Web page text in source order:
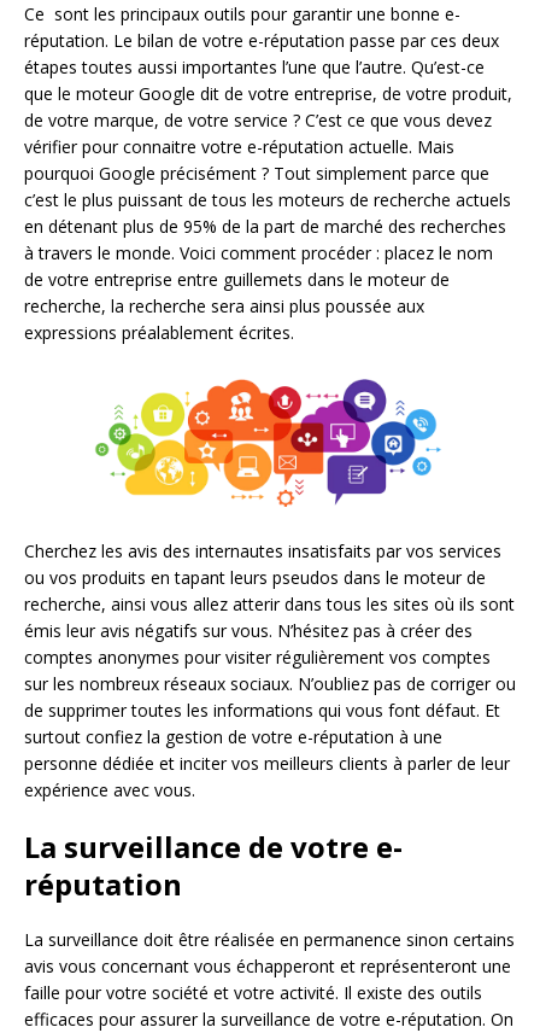
Ce sont les principaux outils pour garantir une bonne e-
réputation. Le bilan de votre e-réputation passe par ces deux
étapes toutes aussi importantes l’une que l’autre. Qu’est-ce
que le moteur Google dit de votre entreprise, de votre produit,
de votre marque, de votre service ? C’est ce que vous devez
vérifier pour connaitre votre e-réputation actuelle. Mais
pourquoi Google précisément ? Tout simplement parce que
c’est le plus puissant de tous les moteurs de recherche actuels
en détenant plus de 95% de la part de marché des recherches
à travers le monde. Voici comment procéder : placez le nom
de votre entreprise entre guillemets dans le moteur de
recherche, la recherche sera ainsi plus poussée aux
expressions préalablement écrites.
Cherchez les avis des internautes insatisfaits par vos services
ou vos produits en tapant leurs pseudos dans le moteur de
recherche, ainsi vous allez atterir dans tous les sites où ils sont
émis leur avis négatifs sur vous. N’hésitez pas à créer des
comptes anonymes pour visiter régulièrement vos comptes
sur les nombreux réseaux sociaux. N’oubliez pas de corriger ou
de supprimer toutes les informations qui vous font défaut. Et
surtout confiez la gestion de votre e-réputation à une
personne dédiée et inciter vos meilleurs clients à parler de leur
expérience avec vous.
La surveillance de votre e-
réputation
La surveillance doit être réalisée en permanence sinon certains
avis vous concernant vous échapperont et représenteront une
faille pour votre société et votre activité. Il existe des outils
efficaces pour assurer la surveillance de votre e-réputation. On